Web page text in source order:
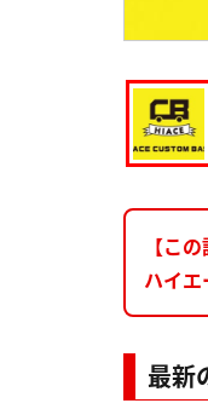
【こ
ハイエ
最新